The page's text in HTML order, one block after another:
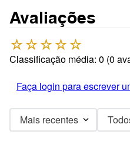
Avaliações
☆☆☆☆☆
Classificação média: 0 (0
Faça login para escrever
Mais recentes